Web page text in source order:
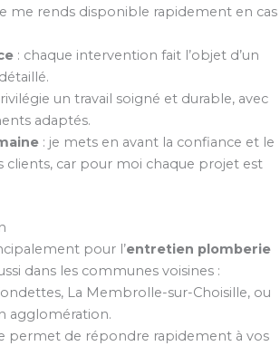
me rends disponible rapidement en cas
: chaque intervention fait l’objet d’un
un travail soigné et durable, avec
adaptés.
: je mets en avant la confiance et le
clients, car pour moi chaque projet est
pour l’entretien plomberie
dans les communes voisines :
La Membrolle-sur-Choisille, ou
agglomération.
permet de répondre rapidement à vos